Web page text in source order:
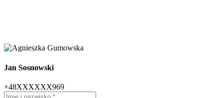
Jan Sosnowski
+48XXXXXX969